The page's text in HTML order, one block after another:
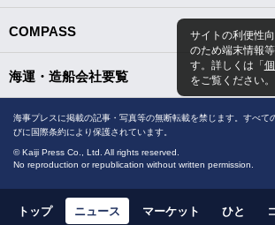
サイトの利便性
のため端末情報
す。詳しくは「
をご覧ください。
COMPASS
海運・造船会社要覧
海事プレスに掲載の記事・写真等の無断転載を禁じます。すべて
びに国際条約により保護されています。
© Kaiji Press Co., Ltd. All rights reserved.
No reproduction or republication without written permission.
トップ ニュース マーケット ひと